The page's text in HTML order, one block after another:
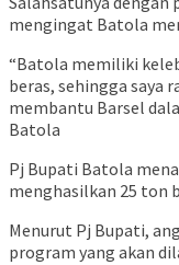
mengingat Batola
“Batola memiliki
beras, sehingga saya
membantu Barsel
Batola
Pj Bupati Batola
menghasilkan 25 ton
Menurut Pj Bupati,
program yang akan